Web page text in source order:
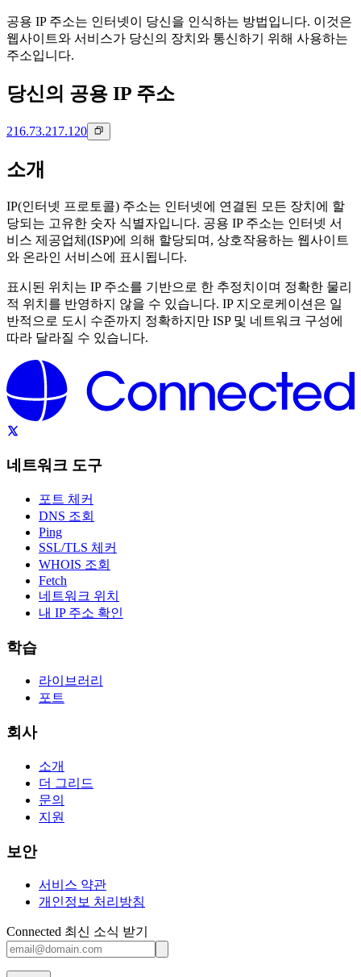
공용 IP 주소는 인터넷이 당신을 인식하는 방법입니다. 이것은
웹사이트와 서비스가 당신의 장치와 통신하기 위해 사용하는
주소입니다.
당신의 공용 IP 주소
216.73.217.120
소개
IP(인터넷 프로토콜) 주소는 인터넷에 연결된 모든 장치에 할
당되는 고유한 숫자 식별자입니다. 공용 IP 주소는 인터넷 서
비스 제공업체(ISP)에 의해 할당되며, 상호작용하는 웹사이트
와 온라인 서비스에 표시됩니다.
표시된 위치는 IP 주소를 기반으로 한 추정치이며 정확한 물리
적 위치를 반영하지 않을 수 있습니다. IP 지오로케이션은 일
반적으로 도시 수준까지 정확하지만 ISP 및 네트워크 구성에
따라 달라질 수 있습니다.
네트워크 도구
포트 체커
DNS 조회
Ping
SSL/TLS 체커
WHOIS 조회
Fetch
네트워크 위치
내 IP 주소 확인
학습
라이브러리
포트
회사
소개
더 그리드
문의
지원
보안
서비스 약관
개인정보 처리방침
Connected 최신 소식 받기